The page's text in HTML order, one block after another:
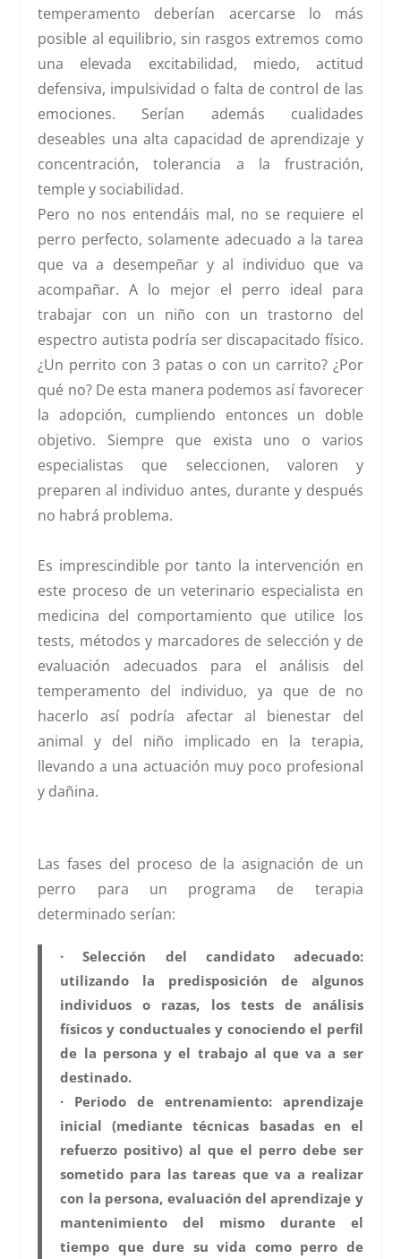
temperamento deberían acercarse lo más
posible al equilibrio, sin rasgos extremos como
una elevada excitabilidad, miedo, actitud
defensiva, impulsividad o falta de control de las
emociones. Serían además cualidades
deseables una alta capacidad de aprendizaje y
concentración, tolerancia a la frustración,
temple y sociabilidad.
Pero no nos entendáis mal, no se requiere el
perro perfecto, solamente adecuado a la tarea
que va a desempeñar y al individuo que va
acompañar. A lo mejor el perro ideal para
trabajar con un niño con un trastorno del
espectro autista podría ser discapacitado físico.
¿Un perrito con 3 patas o con un carrito? ¿Por
qué no? De esta manera podemos así favorecer
la adopción, cumpliendo entonces un doble
objetivo. Siempre que exista uno o varios
especialistas que seleccionen, valoren y
preparen al individuo antes, durante y después
no habrá problema.
Es imprescindible por tanto la intervención en
este proceso de un veterinario especialista en
medicina del comportamiento que utilice los
tests, métodos y marcadores de selección y de
evaluación adecuados para el análisis del
temperamento del individuo, ya que de no
hacerlo así podría afectar al bienestar del
animal y del niño implicado en la terapia,
llevando a una actuación muy poco profesional
y dañina.
Las fases del proceso de la asignación de un
perro para un programa de terapia
determinado serían:
·Selección del candidato adecuado:
utilizando la predisposición de algunos
individuos o razas, los tests de análisis
físicos y conductuales y conociendo el perfil
de la persona y el trabajo al que va a ser
destinado.
· Periodo de entrenamiento: aprendizaje
inicial (mediante técnicas basadas en el
refuerzo positivo) al que el perro debe ser
sometido para las tareas que va a realizar
con la persona, evaluación del aprendizaje y
mantenimiento del mismo durante el
tiempo que dure su vida como perro de